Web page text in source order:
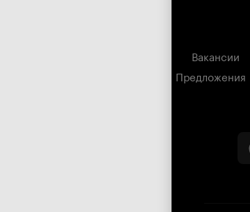
Вакансии
Предложения